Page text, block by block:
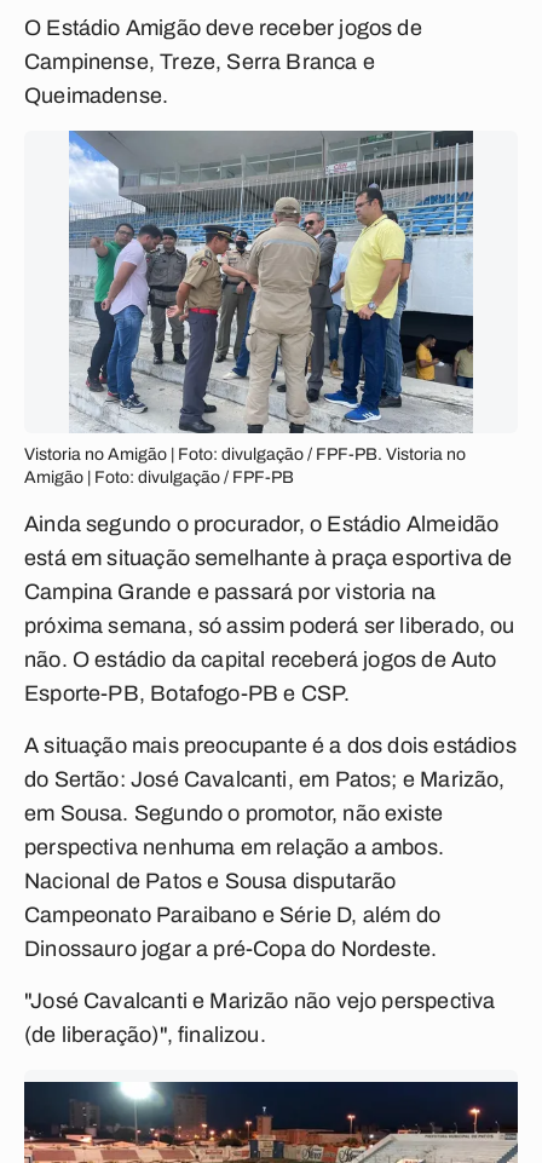
O Estádio Amigão deve receber jogos de
Campinense, Treze, Serra Branca e
Queimadense.
Vistoria no Amigão | Foto: divulgação / FPF-PB. Vistoria no
Amigão | Foto: divulgação / FPF-PB
Ainda segundo o procurador, o Estádio Almeidão
está em situação semelhante à praça esportiva de
Campina Grande e passará por vistoria na
próxima semana, só assim poderá ser liberado, ou
não. O estádio da capital receberá jogos de Auto
Esporte-PB, Botafogo-PB e CSP.
A situação mais preocupante é a dos dois estádios
do Sertão: José Cavalcanti, em Patos; e Marizão,
em Sousa. Segundo o promotor, não existe
perspectiva nenhuma em relação a ambos.
Nacional de Patos e Sousa disputarão
Campeonato Paraibano e Série D, além do
Dinossauro jogar a pré-Copa do Nordeste.
"José Cavalcanti e Marizão não vejo perspectiva
(de liberação)", finalizou.